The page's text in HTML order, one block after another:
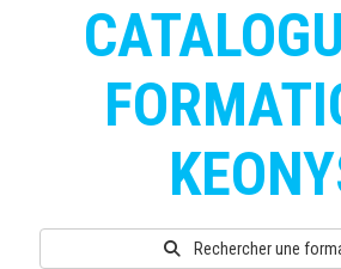
Rechercher une